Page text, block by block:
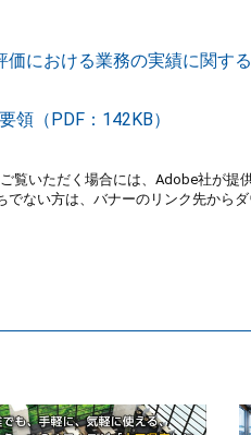
における業務の実績に関する
領（PDF：142KB）
覧いただく場合には、Adobe社が提
でない方は、バナーのリンク先から